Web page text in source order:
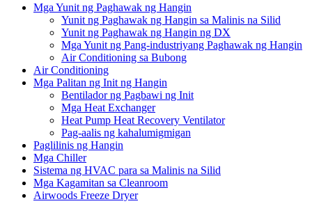
Mga Yunit ng Paghawak ng Hangin
Yunit ng Paghawak ng Hangin sa Malinis na Silid
Yunit ng Paghawak ng Hangin ng DX
Mga Yunit ng Pang-industriyang Paghawak ng Hangin
Air Conditioning sa Bubong
Air Conditioning
Mga Palitan ng Init ng Hangin
Bentilador ng Pagbawi ng Init
Mga Heat Exchanger
Heat Pump Heat Recovery Ventilator
Pag-aalis ng kahalumigmigan
Paglilinis ng Hangin
Mga Chiller
Sistema ng HVAC para sa Malinis na Silid
Mga Kagamitan sa Cleanroom
Airwoods Freeze Dryer